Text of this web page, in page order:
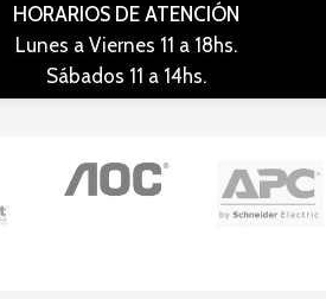
HORARIOS DE ATENCIÓN
Lunes a Viernes 11 a 18hs.
Sábados 11 a 14hs.